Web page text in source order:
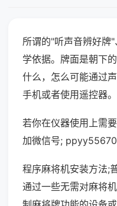
所谓的"听声音辨好牌
学依据。牌面是朝下
什么，怎么可能通过
手机或者使用遥控器。
若你在仪器使用上需
加微信号; ppyy55670
程序麻将机安装方法;
通过一些无需对麻将